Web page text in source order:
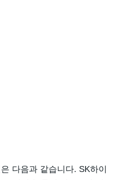
다음과 같습니다. SK하이